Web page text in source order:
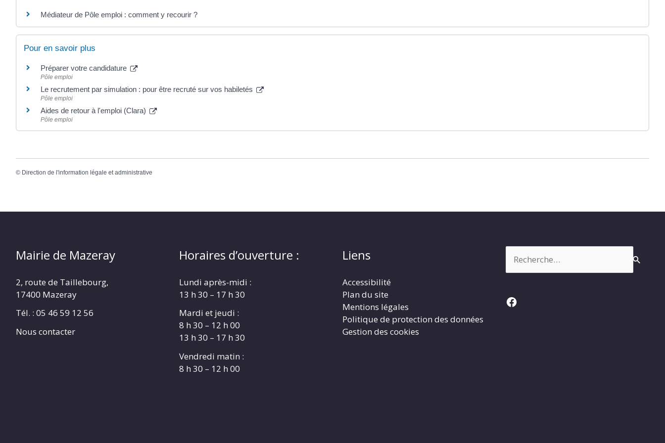
Médiateur de Pôle emploi : comment y recourir ?
Pour en savoir plus
Préparer votre candidature
Pôle emploi
Le recrutement par simulation : pour être recruté sur vos habiletés
Pôle emploi
Aides de retour à l'emploi (Clara)
Pôle emploi
© Direction de l'information légale et administrative
Mairie de Mazeray
2, route de Taillebourg,
17400 Mazeray
Tél. : 05 46 59 12 56
Nous contacter
Horaires d’ouverture :
Lundi après-midi :
13 h 30 – 17 h 30
Mardi et jeudi :
8 h 30 – 12 h 00
13 h 30 – 17 h 30
Vendredi matin :
8 h 30 – 12 h 00
Liens
Accessibilité
Plan du site
Mentions légales
Politique de protection des données
Gestion des cookies
Facebook